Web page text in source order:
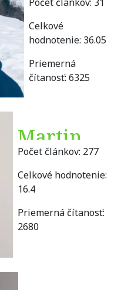
Bačinský
Celkové
hodnotenie: 36.05
Priemerná
čítanosť: 6325
Martin
Bago
Počet článkov: 277
Celkové hodnotenie:
16.4
Priemerná čítanosť:
2680